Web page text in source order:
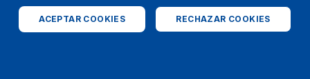
ENGLISH
ACEPTAR COOKIES RECHAZAR COOKIES